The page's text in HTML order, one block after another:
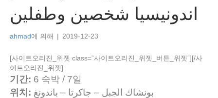
اندونيسيا شخصين وطفلين
ahmad에 의해 | 2019-12-23
[사이트오리진_위젯 class=”사이트오리진_위젯_버튼_위젯”][/사
이트오리진_위젯]
기간: 6 숙박 / 7일
위치: بونشاك الجبل – جاكرتا – باندونغ